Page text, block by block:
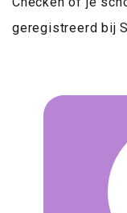
geregistreerd bij